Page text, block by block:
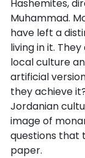
Hashemites,
Muhammad.
have left a
living in it.
local culture
artificial
they achieve
Jordanian
image of
questions that
paper.